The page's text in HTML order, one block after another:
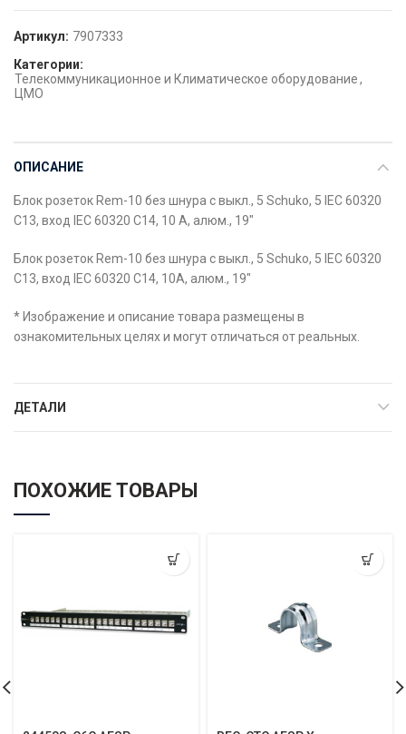
Артикул: 7907333
Категории:
Телекоммуникационное и Климатическое оборудование,
ЦМО
ОПИСАНИЕ
Блок розеток Rem-10 без шнура с выкл., 5 Sсhuko, 5 IEC 60320
C13, вход IEC 60320 C14, 10 A, алюм., 19″
Блок розеток Rem-10 без шнура с выкл., 5 Sсhuko, 5 IEC 60320
C13, вход IEC 60320 C14, 10A, алюм., 19″
* Изображение и описание товара размещены в
ознакомительных целях и могут отличаться от реальных.
ДЕТАЛИ
ПОХОЖИЕ ТОВАРЫ